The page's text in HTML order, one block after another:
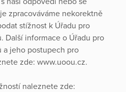
zpracováváme nekorektně
stížnost k Úřadu pro
Další informace o Úřadu pro
a jeho postupech pro
zde: www.uoou.cz.
naleznete zde: